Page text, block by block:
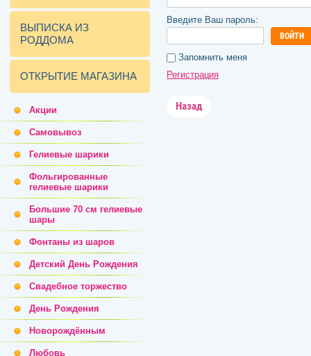
ВЫПИСКА ИЗ
РОДДОМА
ОТКРЫТИЕ МАГАЗИНА
Акции
Самовывоз
Гелиевые шарики
Фольгированные
гелиевые шарики
Большие 70 см гелиевые
шары
Фонтаны из шаров
Детский День Рождения
Свадебное торжество
День Рождения
Новорождённым
Любовь
Введите Ваш пароль:
ВОЙТИ
Запомнить меня
Регистрация
Назад